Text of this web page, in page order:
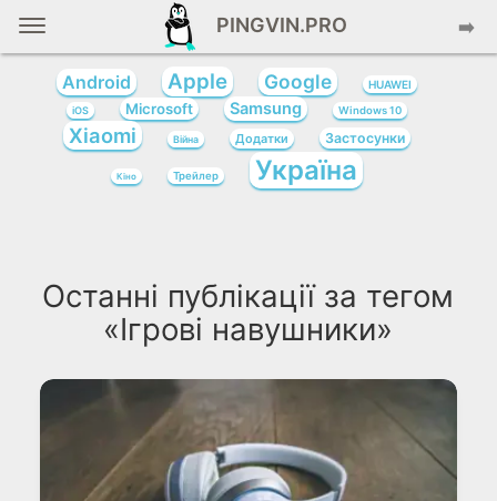
PINGVIN.PRO ➡️
Android Apple Google HUAWEI
iOS Microsoft Samsung Windows 10
Xiaomi Війна Додатки Застосунки
Кіно Трейлер Україна
Останні публікації за тегом
«Ігрові навушники»